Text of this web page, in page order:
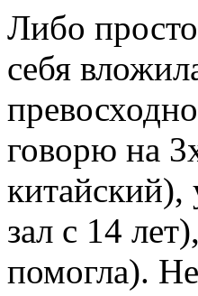
Либо
себя
говорю на
китайский),
зал с 14
помогла).